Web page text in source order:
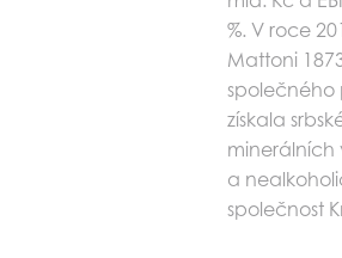
%. V roce
Mattoni
společného
získala
minerálních
a
společnost